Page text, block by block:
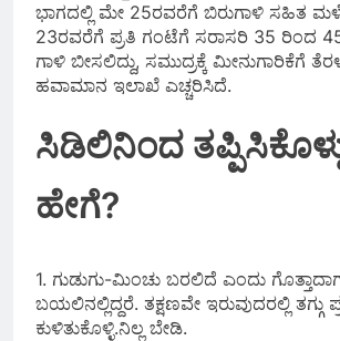
ಭಾಗದಲ್ಲಿ ಮೇ 25ರವರೆಗೆ ಬಿರುಗಾಳಿ ಸಹಿತ
23ರವರೆಗೆ ಪ್ರತಿ ಗಂಟೆಗೆ ಸರಾಸರಿ 35 ರಿಂದ
ಗಾಳಿ ಬೀಸಲಿದ್ದು, ಸಮುದ್ರಕ್ಕೆ ಮೀನುಗಾರಿಕೆಗೆ
ಹವಾಮಾನ ಇಲಾಖೆ ಎಚ್ಚರಿಸಿದೆ.
ಸಿಡಿಲಿನಿಂದ
ಹೇಗೆ?
1. ಗುಡುಗು-ಮಿಂಚು ಬರಲಿದೆ ಎಂದು
ಬಯಲಿನಲ್ಲಿದ್ದರೆ. ತಕ್ಷಣವೇ ಇರುವುದರಲ್ಲಿ ತಗ್ಗು
ಕುಳಿತುಕೊಳ್ಳಿ.ನಿಲ್ಲ ಬೇಡಿ.